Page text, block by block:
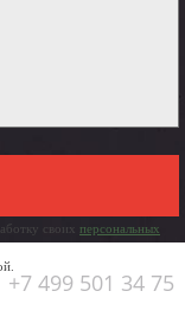
своих персональных
+7 499 501 34 75